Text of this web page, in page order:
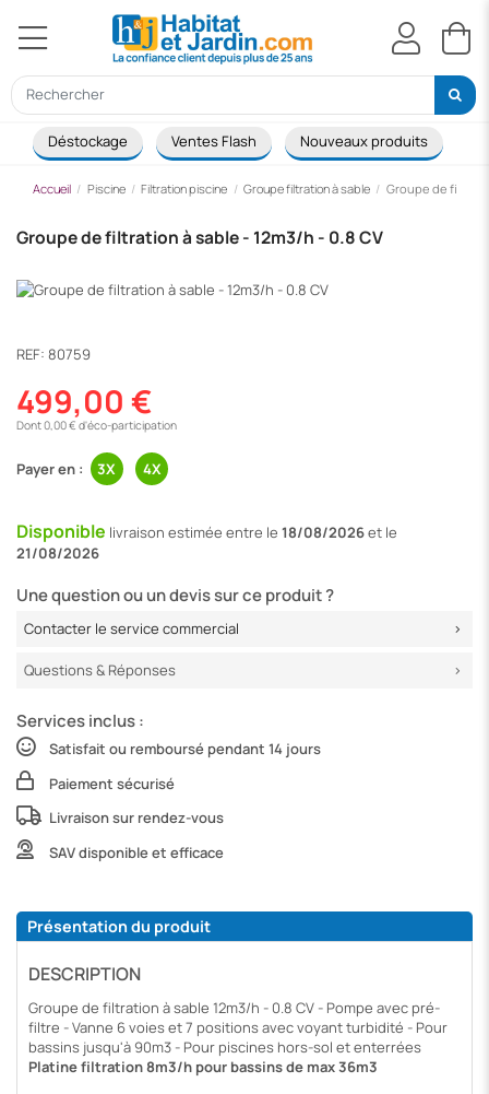
Déstockage Ventes Flash Nouveaux produits
Accueil Piscine Filtration piscine Groupe filtration à sable Groupe de
Groupe de filtration à sable - 12m3/h - 0.8 CV
REF: 80759
499,00 €
Dont 0,00 € d'éco-participation
Payer en :
Disponible livraison estimée entre le 18/08/2026et le
21/08/2026
Une question ou un devis sur ce produit ?
Contacter le service commercial
Questions & Réponses
Services inclus :
Satisfait ou remboursé pendant 14 jours
Paiement sécurisé
Livraison sur rendez-vous
SAV disponible et efficace
Présentation du produit
DESCRIPTION
Groupe de filtration à sable 12m3/h - 0.8 CV - Pompe avec pré-
filtre - Vanne 6 voies et 7 positions avec voyant turbidité - Pour
bassins jusqu'à 90m3 - Pour piscines hors-sol et enterrées
Platine filtration 8m3/h pour bassins de max 36m3